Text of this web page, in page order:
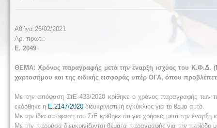
Αθήνα 26/02/2021
Αρ. πρωτ.:
Ε. 2049
ΘΕΜΑ: Χρόνος παραγραφής μετά την έναρξη ισχύος του Κ.Φ.Δ.
χαρτοσήμου και της ειδικής εισφοράς υπέρ ΟΓΑ, όπου
Με την απόφαση ΣτΕ 433/2020 κρίθηκε ο χρόνος παραγραφής των
εκδόθηκε η Ε.2147/2020 διευκρινιστική εγκύκλιος για το θέμα αυτό.
Με την ίδια απόφαση του ΣτΕ κρίθηκε ότι για χρήσεις μετά την
Με την παρούσα διευκρινίζονται θέματα παραγραφής για την